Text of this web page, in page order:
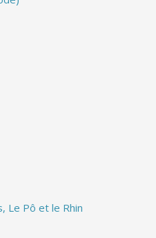
Le Pô et le Rhin